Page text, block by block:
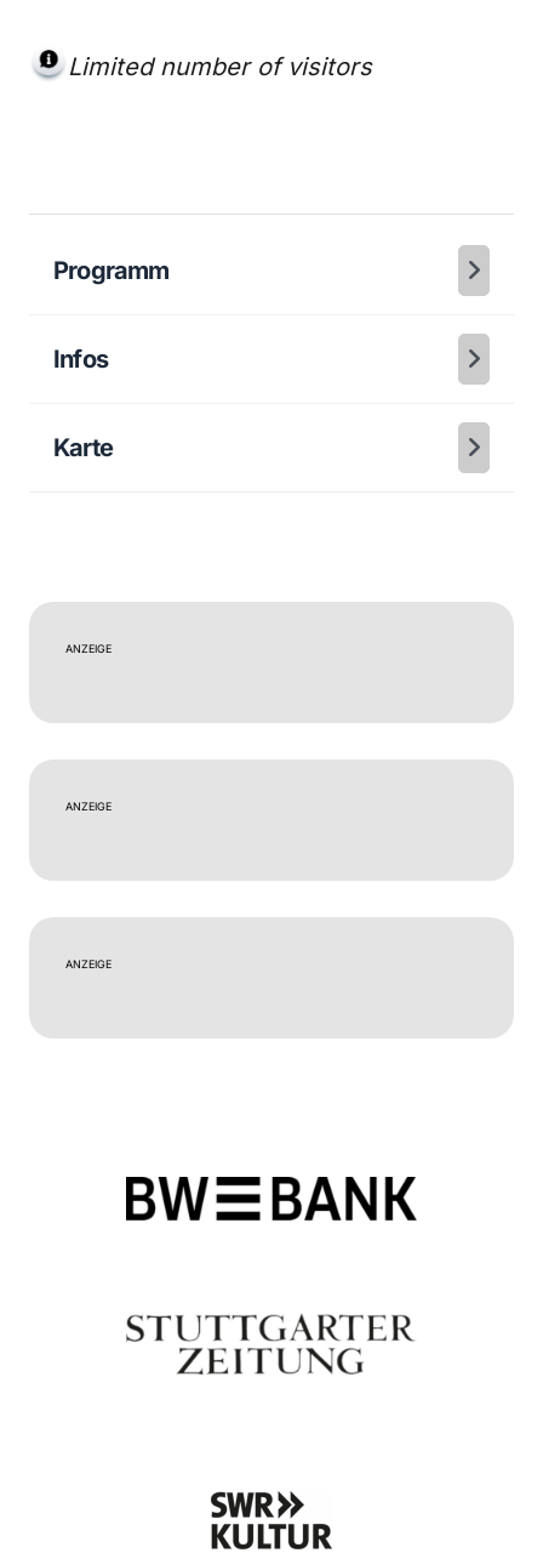
Limited number of visitors
Programm
Infos
Karte
ANZEIGE
ANZEIGE
ANZEIGE